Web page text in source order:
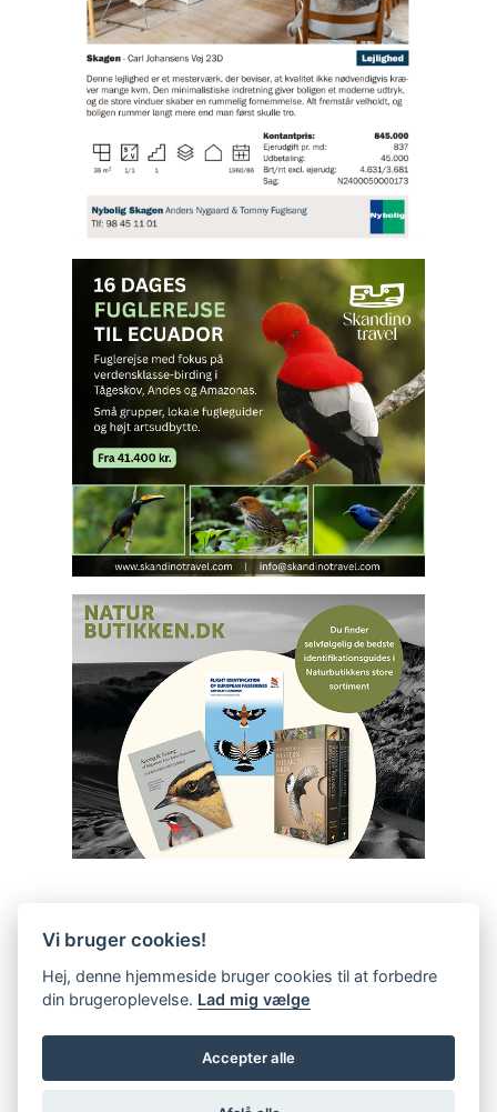
Vi bruger cookies!
Hej, denne hjemmeside bruger cookies til at forbedre
din brugeroplevelse. Lad mig vælge
Accepter alle